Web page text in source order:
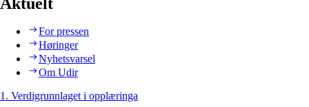
Aktuelt
For pressen
Høringer
Nyhetsvarsel
Om Udir
1. Verdigrunnlaget i opplæringa